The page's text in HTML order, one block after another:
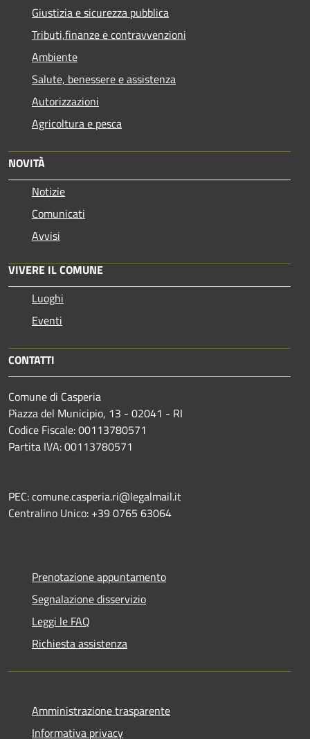
Giustizia e sicurezza pubblica
Tributi,finanze e contravvenzioni
Ambiente
Salute, benessere e assistenza
Autorizzazioni
Agricoltura e pesca
NOVITÀ
Notizie
Comunicati
Avvisi
VIVERE IL COMUNE
Luoghi
Eventi
CONTATTI
Comune di Casperia
Piazza del Municipio, 13 - 02041 - RI
Codice Fiscale: 00113780571
Partita IVA: 00113780571
PEC: comune.casperia.ri@legalmail.it
Centralino Unico: +39 0765 63064
Prenotazione appuntamento
Segnalazione disservizio
Leggi le FAQ
Richiesta assistenza
Amministrazione trasparente
Informativa privacy